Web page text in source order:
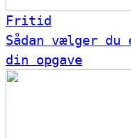
Fritid
Sådan vælger
din opgave